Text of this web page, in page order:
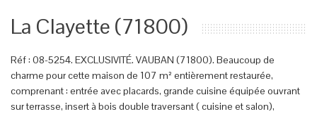
La Clayette (71800)
Réf : 08-5254. EXCLUSIVITÉ. VAUBAN (71800). Beaucoup de
charme pour cette maison de 107 m² entièrement restaurée,
comprenant : entrée avec placards, grande cuisine équipée ouvrant
sur terrasse, insert à bois double traversant ( cuisine et salon),